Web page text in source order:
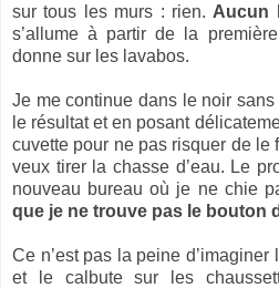
sur tous les murs : rien. Aucun
s’allume à partir de la
donne sur les lavabos.
Je me continue dans le noir
le résultat et en posant
cuvette pour ne pas risquer de le
veux tirer la chasse d’eau. Le
nouveau bureau où je ne chie
que je ne trouve pas le bouton
Ce n’est pas la peine
et le calbute sur les